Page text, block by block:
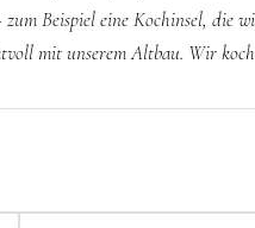
Beispiel eine Kochinsel,
mit unserem Altbau. Wir